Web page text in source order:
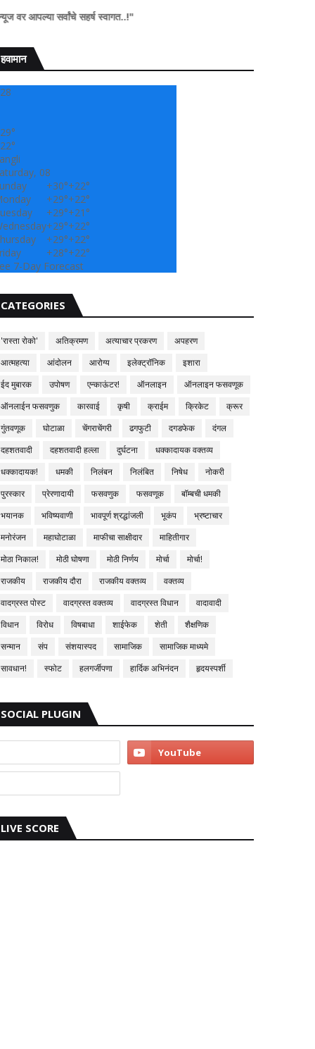
सहर्ष स्वागत..!"
हवामान
28
29°
22°
08
+30°+22°
+29°+22°
+29°+21°
+29°+22°
+29°+22°
+28°+22°
7-Day Forecast
CATEGORIES
'रास्ता रोको' अतिक्रमण अत्याचार प्रकरण
अपहरण
आत्महत्या
आंदोलन आरोग्य इलेक्ट्रॉनिक
इशारा
ईद मुबारक
उपोषण एन्काऊंटर! ऑनलाइन
ऑनलाइन फसवणूक
ऑनलाईन फसवणुक
कारवाई कृषी क्राईम क्रिकेट
क्रूर
गुंतवणूक
घोटाळा चेंगराचेंगरी ढगफुटी दगडफेक
दंगल
दहशतवादी
दहशतवादी हल्ला दुर्घटना
धक्कादायक वक्तव्य
धक्कादायक!
धमकी निलंबन निलंबित निषेध
नोकरी
पुरस्कार
प्रेरणादायी फसवणुक फसवणूक
बॉम्बची धमकी
भयानक
भविष्यवाणी भावपूर्ण श्रद्धांजली भूकंप
भ्रष्टाचार
मनोरंजन
महाघोटाळा माफीचा साक्षीदार
माहितीगार
मोठा निकाल!
मोठी घोषणा मोठी निर्णय मोर्चा
मोर्चा!
राजकीय
राजकीय दौरा राजकीय वक्तव्य
वक्तव्य
वादग्रस्त पोस्ट
वादग्रस्त वक्तव्य वादग्रस्त विधान
वादावादी
विधान
विरोध विषबाधा शाईफेक शेती
शैक्षणिक
सन्मान
संप संशयास्पद सामाजिक
सामाजिक माध्यमे
सावधान!
स्फोट हलगर्जीपणा हार्दिक अभिनंदन हृदयस्पर्शी
SOCIAL PLUGIN
LIVE SCORE